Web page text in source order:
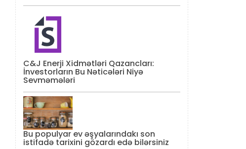
C&J Enerji Xidmətləri Qazancları:
İnvestorların Bu Nəticələri Niyə
Sevməmələri
Bu populyar ev əşyalarındakı son
istifadə tarixini gözardı edə bilərsiniz